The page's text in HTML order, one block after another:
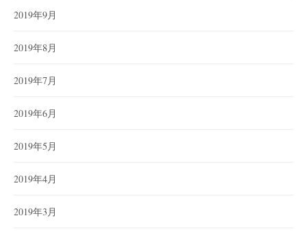
2019年9月
2019年8月
2019年7月
2019年6月
2019年5月
2019年4月
2019年3月